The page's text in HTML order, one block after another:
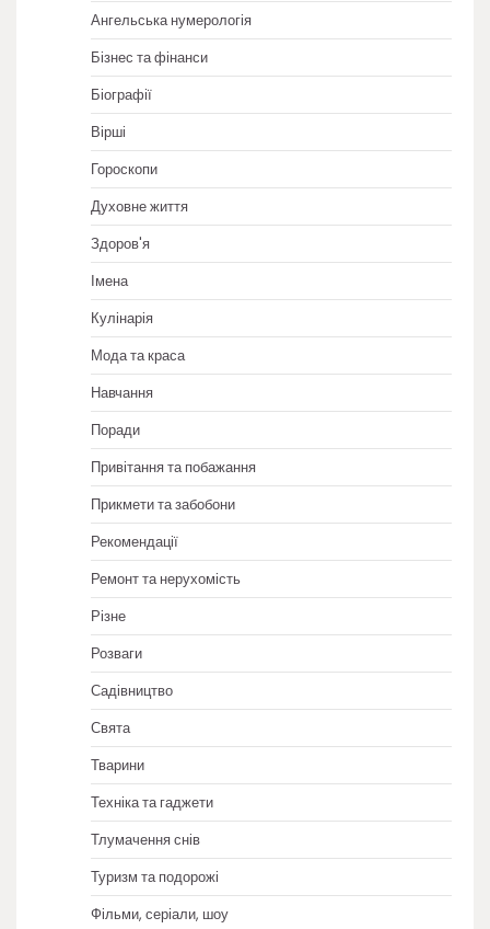
Ангельська нумерологія
Бізнес та фінанси
Біографії
Вірші
Гороскопи
Духовне життя
Здоров'я
Імена
Кулінарія
Мода та краса
Навчання
Поради
Привітання та побажання
Прикмети та забобони
Рекомендації
Ремонт та нерухомість
Різне
Розваги
Садівництво
Свята
Тварини
Техніка та гаджети
Тлумачення снів
Туризм та подорожі
Фільми, серіали, шоу